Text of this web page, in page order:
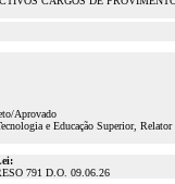
Aprovado
e Educação Superior,
791 D.O. 09.06.26